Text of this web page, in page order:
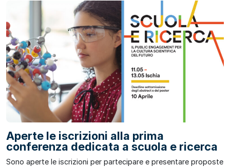
Aperte le iscrizioni alla prima
conferenza dedicata a scuola e ricerca
Sono aperte le iscrizioni per partecipare e presentare proposte